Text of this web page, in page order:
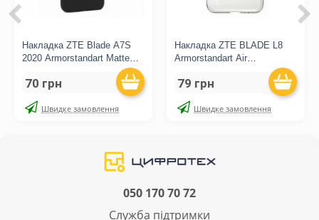
Накладка ZTE Blade A7S
2020 Armorstandart Matte
70 грн
Швидке замовлення
Накладка ZTE BLADE L8
Armorstandart Air
79 грн
Швидке замовлення
050 170 70 72
Служба підтримки